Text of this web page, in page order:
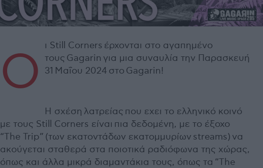
Ο
ι Still Corners έρχονται στο αγαπημένο
τους Gagarin για μια συναυλία την Παρασκευή
31 Μαΐου 2024 στο Gagarin!
Η σχέση λατρείας που εχει το ελληνικό κοινό
με τους Still Corners είναι πια δεδομένη, με το έξοχο
“The Trip” (των εκατοντάδων εκατομμυρίων streams) να
ακούγεται σταθερά στα ποιοτικά ραδιόφωνα της χώρας,
όπως και άλλα μικρά διαμαντάκια τους, όπως τα “The